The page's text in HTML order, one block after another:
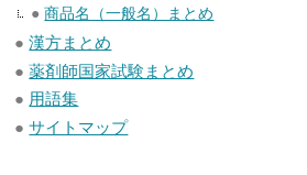
●商品名（一般名）まとめ
●漢方まとめ
●薬剤師国家試験まとめ
● 用語集
●サイトマップ